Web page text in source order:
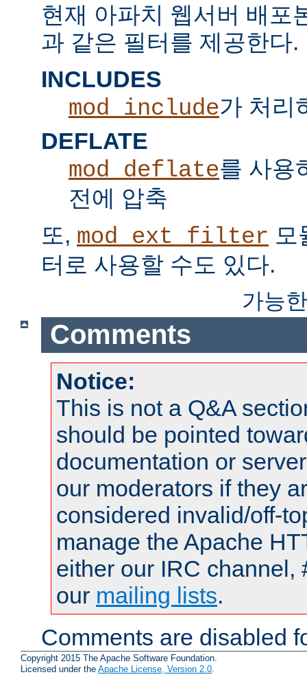
현재 아파치 웹서버 배포
과 같은 필터를 제공한다.
INCLUDES
mod_include가 처리
DEFLATE
mod_deflate를 사용
전에 압축
또, mod_ext_filter 모
터로 사용할 수도 있다.
가능
Comments
Notice:
This is not a Q&A
should be pointed
documentation or
our moderators if they
considered invalid/off-
manage the Apache
either our IRC channel,
our mailing lists.
Comments are disabled
Copyright 2015 The Apache Software Foundation.
Licensed under the Apache License, Version 2.0.